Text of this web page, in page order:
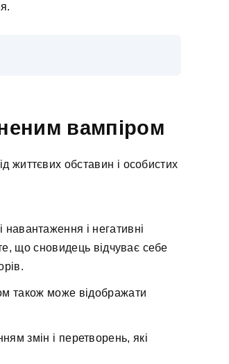
вампіром
життєвих обставин і особистих
навантаження і негативні
що сновидець відчуває себе
також може відображати
змін і перетворень, які